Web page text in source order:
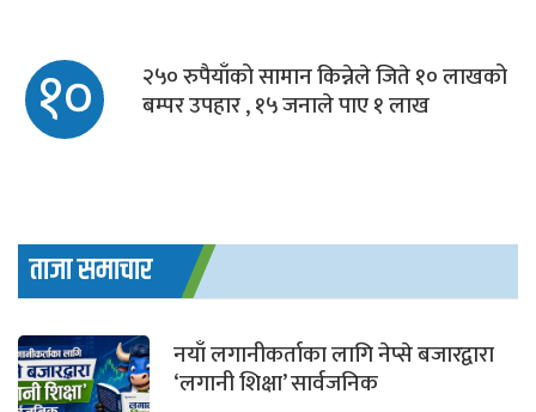
१० २५० रुपैयाँको सामान किन्नेले जिते १० लाखको
बम्पर उपहार , १५ जनाले पाए १ लाख
ताजा समाचार
नयाँ लगानीकर्ताका लागि नेप्से बजारद्वारा
‘लगानी शिक्षा’ सार्वजनिक